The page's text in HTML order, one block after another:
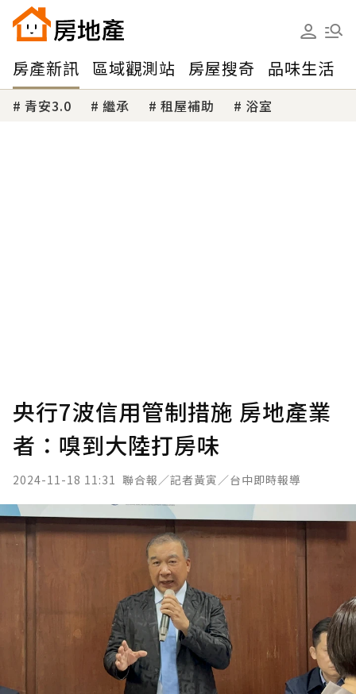
房產新訊 區域觀測站 房屋搜奇 品味生活
青安3.0 繼承 租屋補助 浴室
央行7波信用管制措施 房地產業
者：嗅到大陸打房味
2024-11-18 11:31 聯合報／記者黃寅／台中即時報導